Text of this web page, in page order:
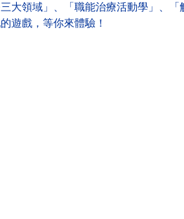
大領域」、「職能治療活動學」、「
遊戲，等你來體驗！